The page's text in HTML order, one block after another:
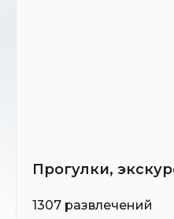
Прогулки,
1307 развлечений